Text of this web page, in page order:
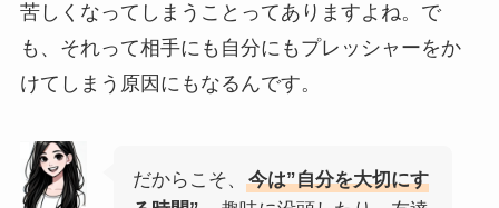
苦しくなってしまうことってありますよね。で
も、それって相手にも自分にもプレッシャーをか
けてしまう原因にもなるんです。
だからこそ、
今は”自分を大切にす